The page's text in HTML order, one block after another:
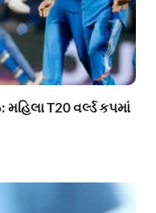
T20 વર્લ્ડ કપમાં